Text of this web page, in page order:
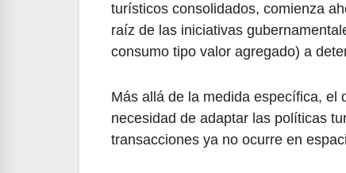
turísticos consolidados, comienza
raíz de las iniciativas
consumo tipo valor agregado) a
Más allá de la medida específica, el
necesidad de adaptar las políticas
transacciones ya no ocurre en